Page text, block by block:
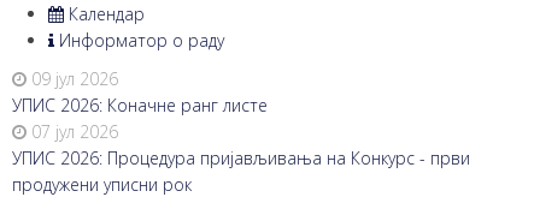
Календар
Информатор о раду
09 јул 2026
УПИС 2026: Коначне ранг листе
07 јул 2026
УПИС 2026: Процедура пријављивања на Конкурс - први
продужени уписни рок